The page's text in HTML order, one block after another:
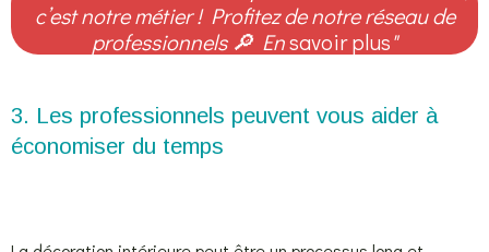
c’est notre métier ! Profitez de notre réseau de
professionnels 🔎 Ensavoir plus"
3. Les professionnels peuvent vous aider à
économiser du temps